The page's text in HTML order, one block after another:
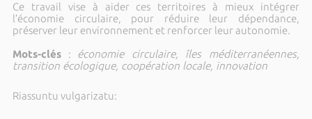
Ce travail vise à aider ces territoires à mieux intégrer
l’économie circulaire, pour réduire leur dépendance,
préserver leur environnement et renforcer leur autonomie.
Mots-clés: économie circulaire, îles méditerranéennes,
transition écologique, coopération locale, innovation
Riassuntu vulgarizatu: